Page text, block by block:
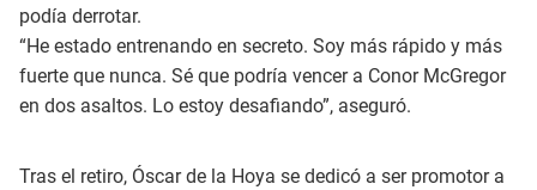
podía derrotar.
“He estado entrenando en secreto. Soy más rápido y más
fuerte que nunca. Sé que podría vencer a Conor McGregor
en dos asaltos. Lo estoy desafiando”, aseguró.
Tras el retiro, Óscar de la Hoya se dedicó a ser promotor a